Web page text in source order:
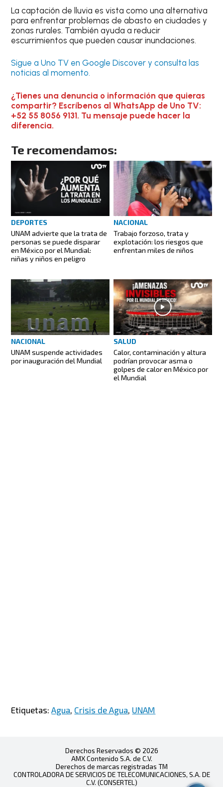
La captación de lluvia es vista como una alternativa
para enfrentar problemas de abasto en ciudades y
zonas rurales. También ayuda a reducir
escurrimientos que pueden causar inundaciones.
Sigue a Uno TV en Google Discover y consulta las
noticias al momento.
¿Tienes una denuncia o información que quieras
compartir? Escríbenos al WhatsApp de Uno TV:
+52 55 8056 9131. Tu mensaje puede hacer la
diferencia.
Te recomendamos:
DEPORTES
UNAM advierte que la trata de
personas se puede disparar
en México por el Mundial:
niñas y niños en peligro
NACIONAL
Trabajo forzoso, trata y
explotación: los riesgos que
enfrentan miles de niños
NACIONAL
UNAM suspende actividades
por inauguración del Mundial
SALUD
Calor, contaminación y altura
podrían provocar asma o
golpes de calor en México por
el Mundial
Etiquetas:Agua Crisis de Agua UNAM
Derechos Reservados © 2026
AMX Contenido S.A. de C.V.
Derechos de marcas registradas TM
CONTROLADORA DE SERVICIOS DE TELECOMUNICACIONES, S.A. DE
C.V. (CONSERTEL)